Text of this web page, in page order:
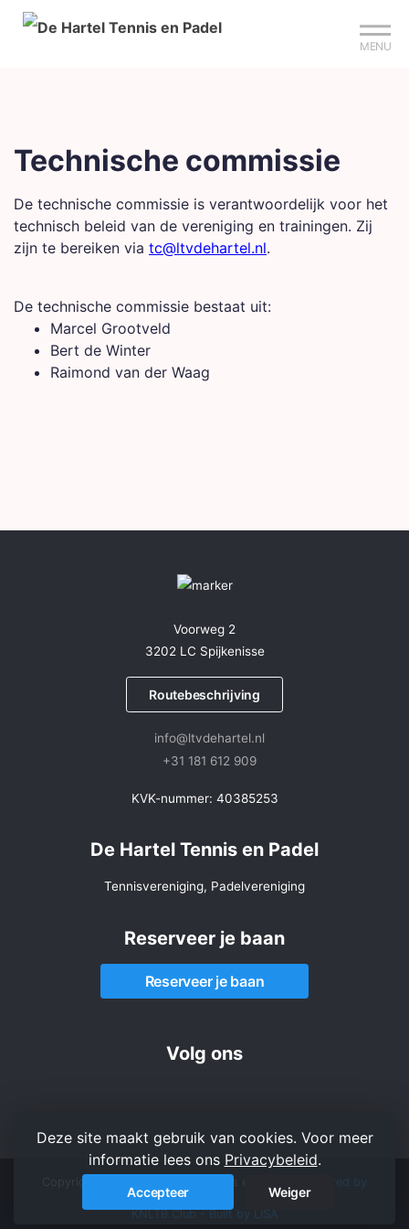
MENU
Technische commissie
De technische commissie is verantwoordelijk voor het
technisch beleid van de vereniging en trainingen. Zij
zijn te bereiken via tc@ltvdehartel.nl.
De technische commissie bestaat uit:
Marcel Grootveld
Bert de Winter
Raimond van der Waag
Voorweg 2
3202 LC Spijkenisse
Routebeschrijving
info@ltvdehartel.nl
+31 181 612 909
KVK-nummer: 40385253
De Hartel Tennis en Padel
Tennisvereniging, Padelvereniging
Reserveer je baan
Reserveer je baan
Volg ons
Powered by
KNLTB.Club - Built by LISA
Deze site maakt gebruik van cookies. Voor meer
informatie lees ons Privacybeleid.
Accepteer Weiger